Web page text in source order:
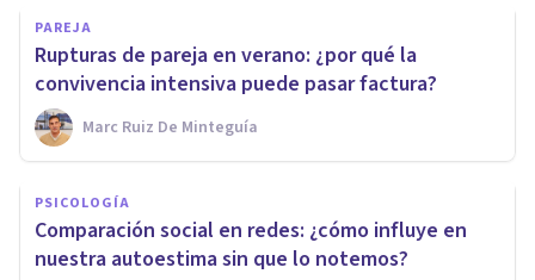
PAREJA
Rupturas de pareja en verano: ¿por qué la
convivencia intensiva puede pasar factura?
Marc Ruiz De Minteguía
PSICOLOGÍA
Comparación social en redes: ¿cómo influye en
nuestra autoestima sin que lo notemos?